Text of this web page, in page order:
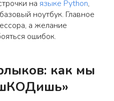
на языке Python,
ноутбук. Главное
а желание
ошибок.
как мы